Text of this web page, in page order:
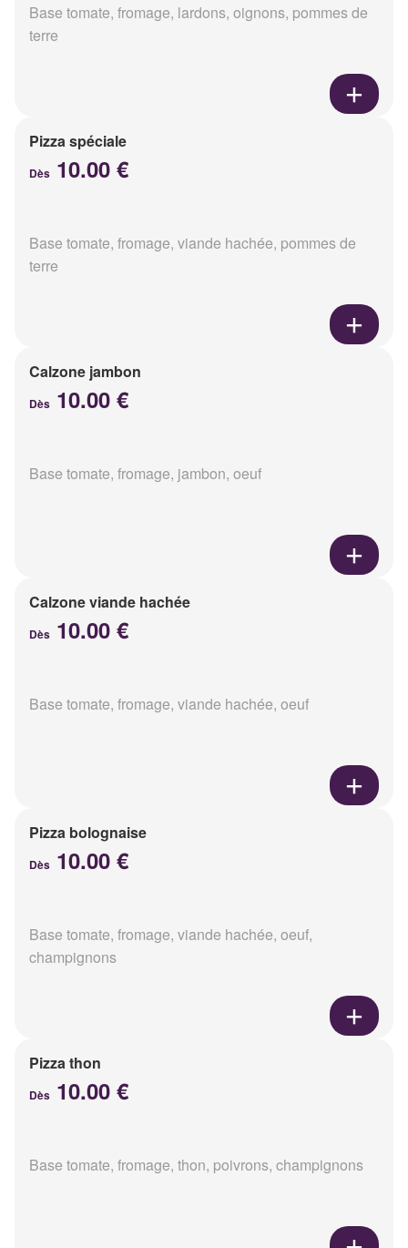
Base tomate, fromage, lardons, oignons, pommes de
terre
Pizza spéciale
Dès 10.00 €
Base tomate, fromage, viande hachée, pommes de
terre
Calzone jambon
Dès 10.00 €
Base tomate, fromage, jambon, oeuf
Calzone viande hachée
Dès 10.00 €
Base tomate, fromage, viande hachée, oeuf
Pizza bolognaise
Dès 10.00 €
Base tomate, fromage, viande hachée, oeuf,
champignons
Pizza thon
Dès 10.00 €
Base tomate, fromage, thon, poivrons, champignons